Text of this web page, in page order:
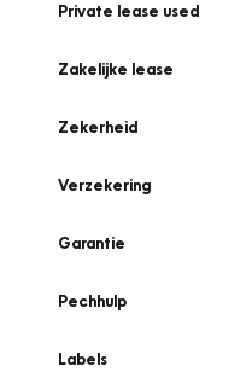
Private lease used
Zakelijke lease
Zekerheid
Verzekering
Garantie
Pechhulp
Labels